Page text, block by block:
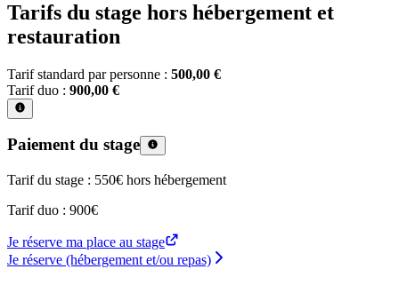
Tarifs du stage hors hébergement et
restauration
Tarif standard par personne : 500,00 €
Tarif duo : 900,00 €
Paiement du stage
Tarif du stage : 550€ hors hébergement
Tarif duo : 900€
Je réserve ma place au stage
Je réserve (hébergement et/ou repas)